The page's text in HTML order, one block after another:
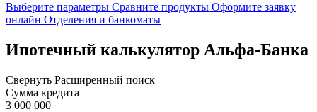
Выберите параметры Сравните продукты Оформите заявку
онлайн Отделения и банкоматы
Ипотечный калькулятор Альфа-Банка
Свернуть Расширенный поиск
Сумма кредита
3 000 000